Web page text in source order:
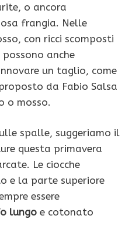
o ancora
frangia. Nelle
con ricci scomposti
possono anche
un taglio, come
da Fabio Salsa
o mosso.
spalle, suggeriamo il
questa primavera
Le ciocche
e la parte superiore
essere
lungo e cotonato